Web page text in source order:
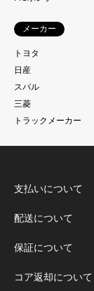
メーカー
トヨタ
日産
スバル
三菱
トラックメーカー
支払いについて
配送について
保証について
コア返却について